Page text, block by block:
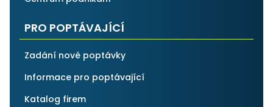
PRO POPTÁVAJÍCÍ
Zadání nové poptávky
Informace pro poptávající
Katalog firem